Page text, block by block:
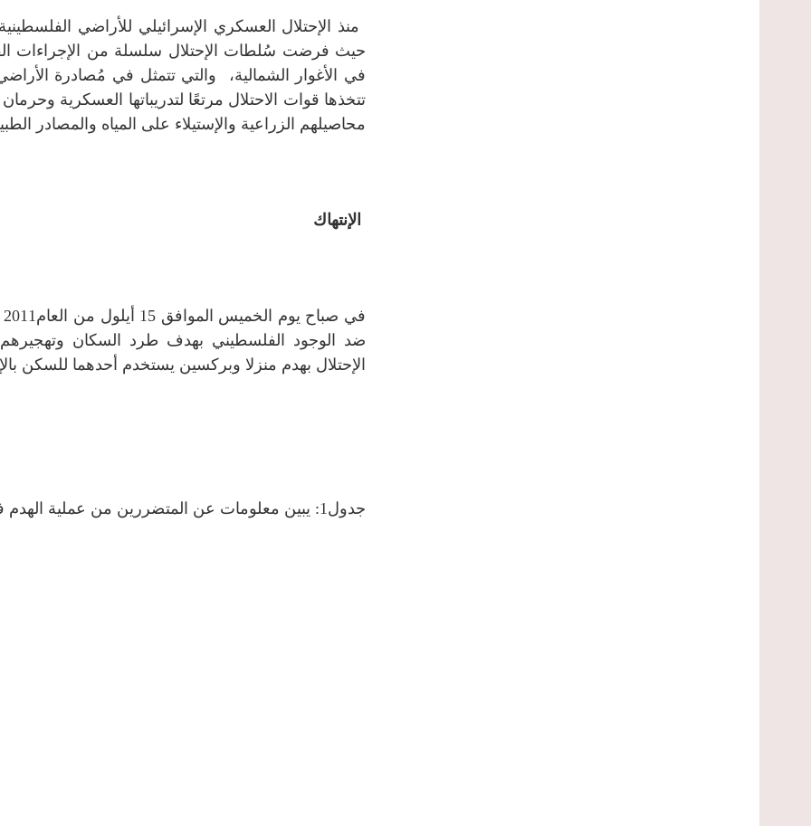
حيث فرضت سُلطات الإحتلال سلسلة من الإجراءات
في الأغوار الشمالية، والتي تتمثل في مُصادرة
تتخذها قوات الاحتلال مرتعًا لتدريباتها العسكرية
محاصيلهم الزراعية والإستيلاء على المياه والمصادر
الإنتهاك
ضد الوجود الفلسطيني بهدف طرد السكان
الإحتلال بهدم منزلا وبركسين يستخدم أحدهما للسكن
جدول1: يبين معلومات عن المتضررين من عملية الهدم في قرية العقبة: